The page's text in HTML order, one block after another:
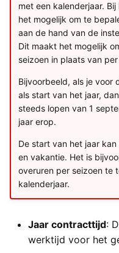
met een kalenderjaar.
het mogelijk om te
aan de hand van de
Dit maakt het mogelijk
seizoen in plaats van
Bijvoorbeeld, als je voor
als start van het jaar,
steeds lopen van 1
jaar erop.
De start van het jaar
en vakantie. Het is
overuren per seizoen te
kalenderjaar.
Jaar contracttijd:
werktijd voor het